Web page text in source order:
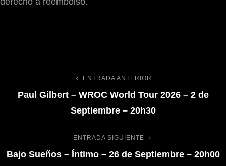
ENTRADA ANTERIOR
Paul Gilbert – WROC World Tour 2026 – 2 de
Septiembre – 20h30
ENTRADA SIGUIENTE
Bajo Sueños – Íntimo – 26 de Septiembre – 20h00